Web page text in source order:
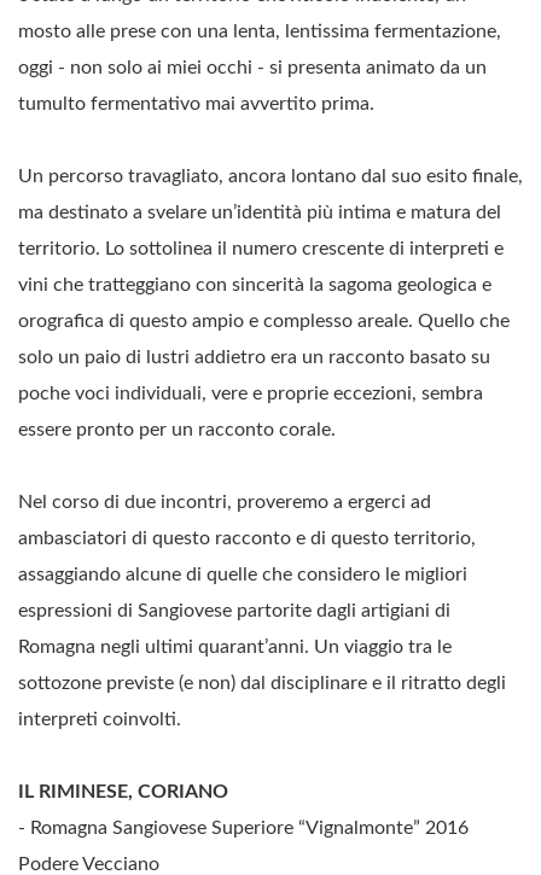
mosto alle prese con una lenta, lentissima fermentazione,
oggi - non solo ai miei occhi - si presenta animato da un
tumulto fermentativo mai avvertito prima.
Un percorso travagliato, ancora lontano dal suo esito finale,
ma destinato a svelare un’identità più intima e matura del
territorio. Lo sottolinea il numero crescente di interpreti e
vini che tratteggiano con sincerità la sagoma geologica e
orografica di questo ampio e complesso areale. Quello che
solo un paio di lustri addietro era un racconto basato su
poche voci individuali, vere e proprie eccezioni, sembra
essere pronto per un racconto corale.
Nel corso di due incontri, proveremo a ergerci ad
ambasciatori di questo racconto e di questo territorio,
assaggiando alcune di quelle che considero le migliori
espressioni di Sangiovese partorite dagli artigiani di
Romagna negli ultimi quarant’anni. Un viaggio tra le
sottozone previste (e non) dal disciplinare e il ritratto degli
interpreti coinvolti.
IL RIMINESE, CORIANO
- Romagna Sangiovese Superiore “Vignalmonte” 2016
Podere Vecciano